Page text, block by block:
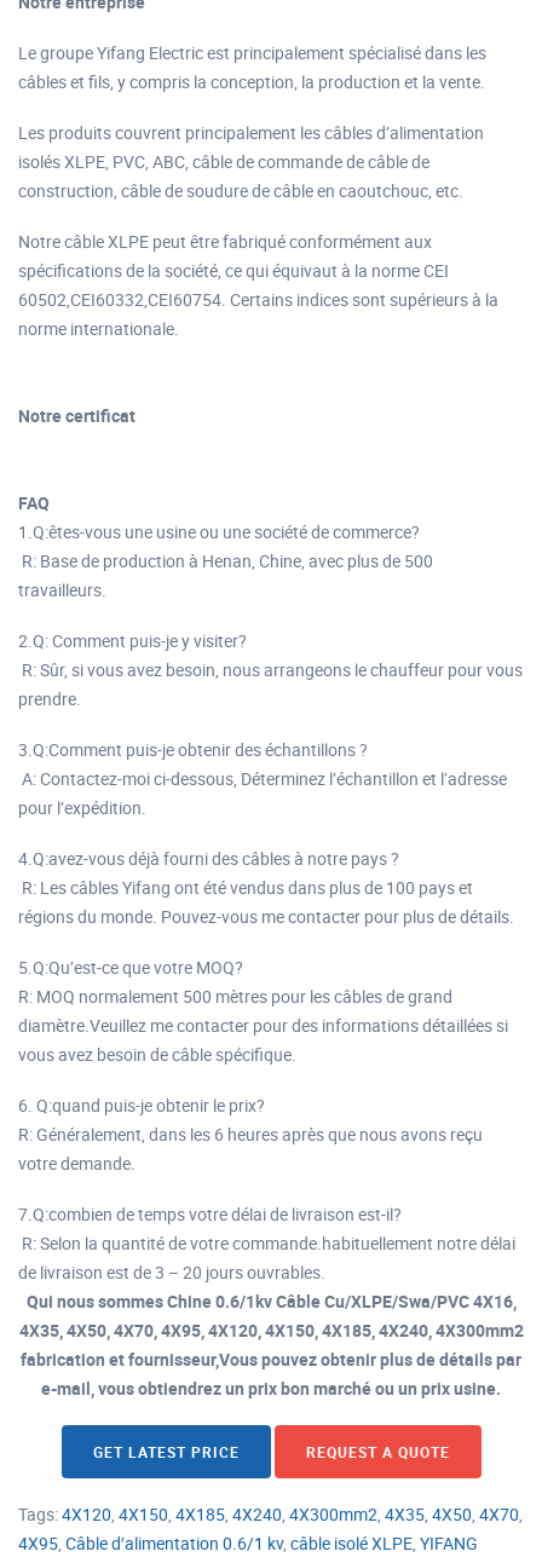
Le groupe Yifang Electric est principalement spécialisé dans les
câbles et fils, y compris la conception, la production et la vente.
Les produits couvrent principalement les câbles d’alimentation
isolés XLPE, PVC, ABC, câble de commande de câble de
construction, câble de soudure de câble en caoutchouc, etc.
Notre câble XLPE peut être fabriqué conformément aux
spécifications de la société, ce qui équivaut à la norme CEI
60502,CEI60332,CEI60754. Certains indices sont supérieurs à la
norme internationale.
Notre certificat
FAQ
1.Q:êtes-vous une usine ou une société de commerce?
R: Base de production à Henan, Chine, avec plus de 500
travailleurs.
2.Q: Comment puis-je y visiter?
R: Sûr, si vous avez besoin, nous arrangeons le chauffeur pour vous
prendre.
3.Q:Comment puis-je obtenir des échantillons ?
A: Contactez-moi ci-dessous, Déterminez l’échantillon et l’adresse
pour l’expédition.
4.Q:avez-vous déjà fourni des câbles à notre pays ?
R: Les câbles Yifang ont été vendus dans plus de 100 pays et
régions du monde. Pouvez-vous me contacter pour plus de détails.
5.Q:Qu’est-ce que votre MOQ?
R: MOQ normalement 500 mètres pour les câbles de grand
diamètre.Veuillez me contacter pour des informations détaillées si
vous avez besoin de câble spécifique.
6. Q:quand puis-je obtenir le prix?
R: Généralement, dans les 6 heures après que nous avons reçu
votre demande.
7.Q:combien de temps votre délai de livraison est-il?
R: Selon la quantité de votre commande.habituellement notre délai
de livraison est de 3 – 20 jours ouvrables.
Qui nous sommes Chine 0.6/1kv Câble Cu/XLPE/Swa/PVC 4X16,
4X35, 4X50, 4X70, 4X95, 4X120, 4X150, 4X185, 4X240, 4X300mm2
fabrication et fournisseur,Vous pouvez obtenir plus de détails par
e-mail, vous obtiendrez un prix bon marché ou un prix usine.
GET LATEST PRICE REQUEST A QUOTE
Tags:4X120, 4X150, 4X185, 4X240, 4X300mm2, 4X35, 4X50, 4X70,
4X95, Câble d′alimentation 0.6/1 kv, câble isolé XLPE, YIFANG